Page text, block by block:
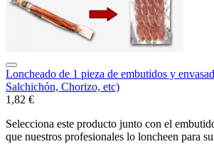
Loncheado de 1 pieza de embutidos y
Salchichón, Chorizo, etc)
1,82 €
Selecciona este producto junto con el
que nuestros profesionales lo loncheen para